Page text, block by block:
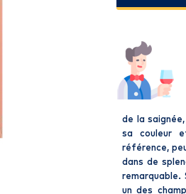
de la
sa couleur
référence,
dans de
un des